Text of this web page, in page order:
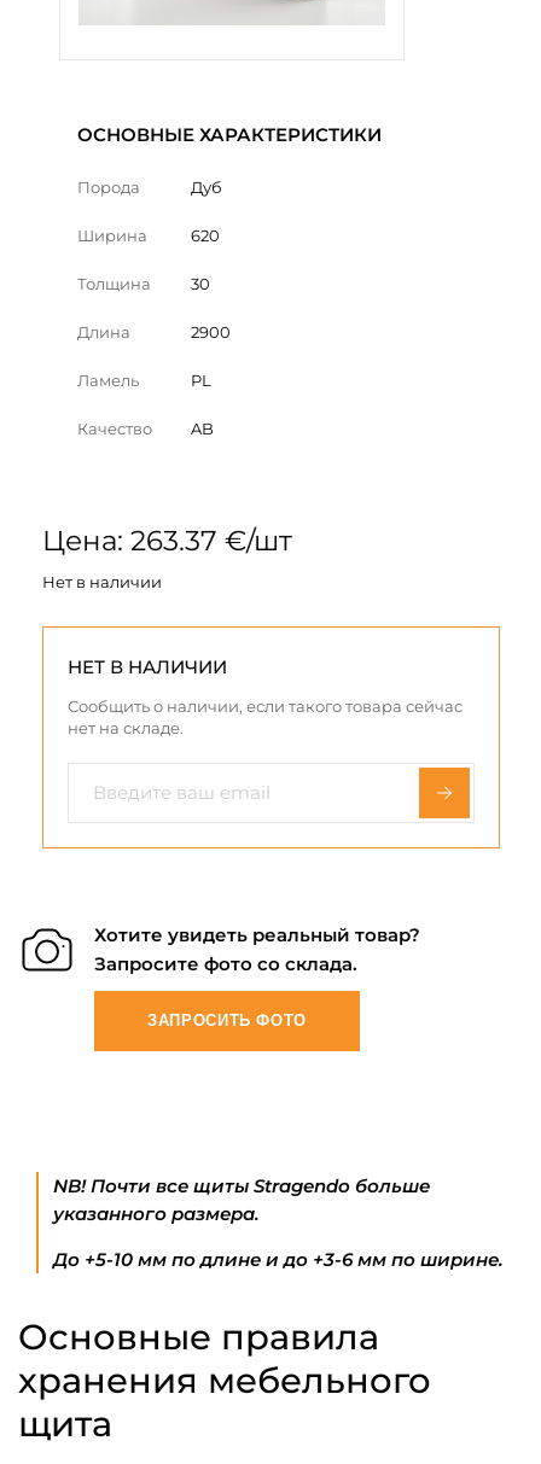
ОСНОВНЫЕ ХАРАКТЕРИСТИКИ
Порода Дуб
Ширина 620
Толщина 30
Длина 2900
Ламель PL
Качество AB
Цена: 263.37 €/шт
Нет в наличии
НЕТ В НАЛИЧИИ
Сообщить о наличии, если такого товара сейчас
нет на складе.
Хотите увидеть реальный товар?
Запросите фото со склада.
ЗАПРОСИТЬ ФОТО
NB! Почти все щиты Stragendo больше
указанного размера.
До +5-10 мм по длине и до +3-6 мм по ширине.
Основные правила
хранения мебельного
щита